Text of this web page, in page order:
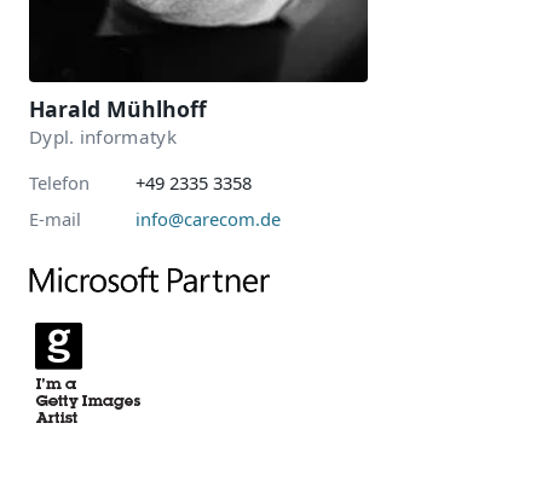
Harald Mühlhoff
Dypl. informatyk
Telefon
+49 2335 3358
E-mail
info@carecom.de